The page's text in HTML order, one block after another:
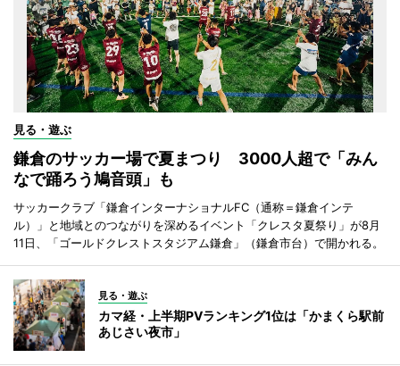
見る・遊ぶ
鎌倉のサッカー場で夏まつり 3000人超で「みん
なで踊ろう鳩音頭」も
サッカークラブ「鎌倉インターナショナルFC（通称＝鎌倉インテ
ル）」と地域とのつながりを深めるイベント「クレスタ夏祭り」が8月
11日、「ゴールドクレストスタジアム鎌倉」（鎌倉市台）で開かれる。
見る・遊ぶ
カマ経・上半期PVランキング1位は「かまくら駅前
あじさい夜市」